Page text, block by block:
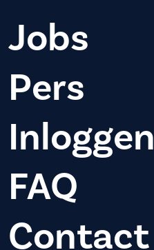
Jobs
Pers
Inloggen
FAQ
Contact